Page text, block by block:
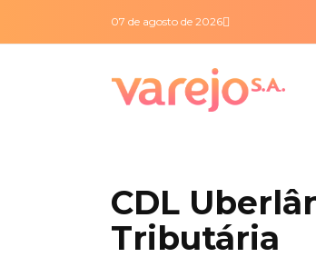
07 de agosto de 2026
CDL
Tributária